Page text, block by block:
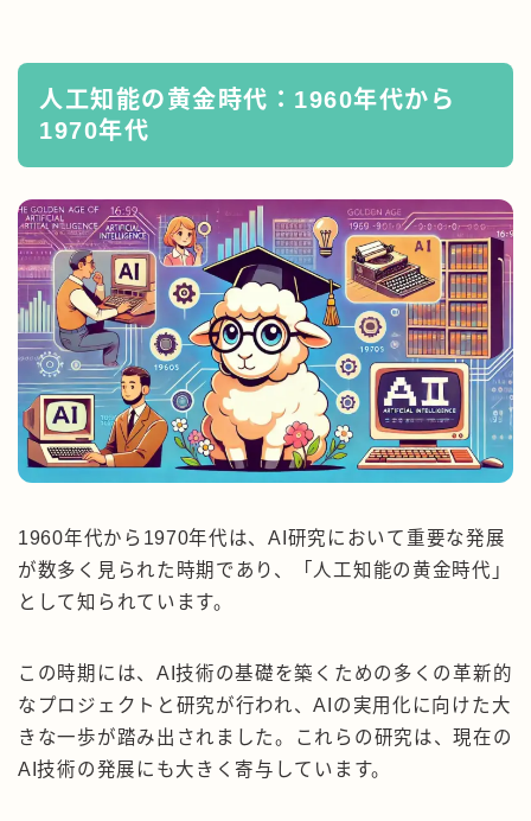
人工知能の黄金時代：1960年代から
1970年代
1960年代から1970年代は、AI研究において重要な発展
が数多く見られた時期であり、「人工知能の黄金時代」
として知られています。
この時期には、AI技術の基礎を築くための多くの革新的
なプロジェクトと研究が行われ、AIの実用化に向けた大
きな一歩が踏み出されました。これらの研究は、現在の
AI技術の発展にも大きく寄与しています。